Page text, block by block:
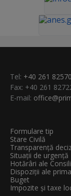
Tel: +40 261
Fax: +40 261
E-mail:
Formulare tip
Stare Civilă
Transparenţă
Situații de urgență
Hotărâri ale
Dispoziții ale
Buget
Impozite și taxe